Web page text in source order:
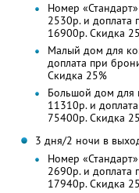
Номер
2530р. и доплата
16900р. Скидка
Малый дом для
доплата при
Скидка 25%
Большой дом для
11310р. и
75400р. Скидка
3 дня/2 ночи в
Номер
2690р. и доплата
17940р. Скидка